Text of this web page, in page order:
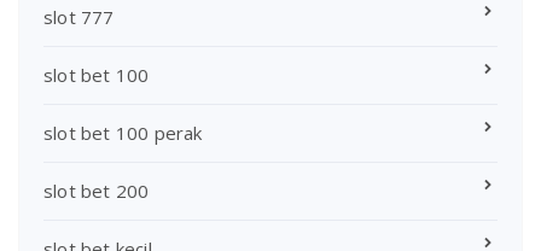
slot 777
slot bet 100
slot bet 100 perak
slot bet 200